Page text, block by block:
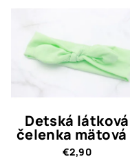
Detská látková
čelenka mätová
uzlom
€2,90